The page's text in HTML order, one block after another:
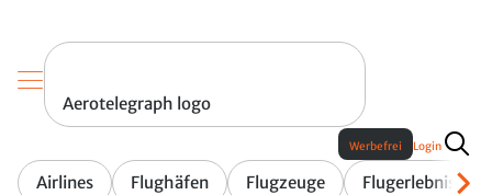
Aerotelegraph logo
Airlines Flughäfen Flugzeuge Flugerlebnis
Werbefrei Login